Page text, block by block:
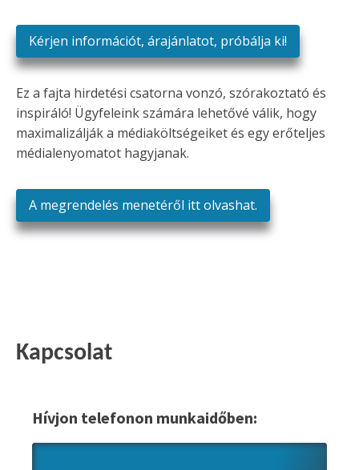
Kérjen információt, árajánlatot, próbálja ki!
Ez a fajta hirdetési csatorna vonzó, szórakoztató és
inspiráló! Ügyfeleink számára lehetővé válik, hogy
maximalizálják a médiaköltségeiket és egy erőteljes
médialenyomatot hagyjanak.
A megrendelés menetéről itt olvashat.
Kapcsolat
Hívjon telefonon munkaidőben: